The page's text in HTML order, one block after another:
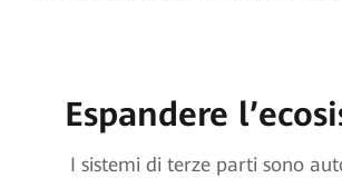
Espandere
I sistemi di terze parti sono